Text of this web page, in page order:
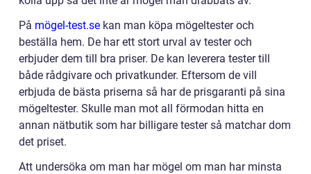
På mögel-test.se kan man köpa mögeltester och
beställa hem. De har ett stort urval av tester och
erbjuder dem till bra priser. De kan leverera tester till
både rådgivare och privatkunder. Eftersom de vill
erbjuda de bästa priserna så har de prisgaranti på sina
mögeltester. Skulle man mot all förmodan hitta en
annan nätbutik som har billigare tester så matchar dom
det priset.
Att undersöka om man har mögel om man har minsta